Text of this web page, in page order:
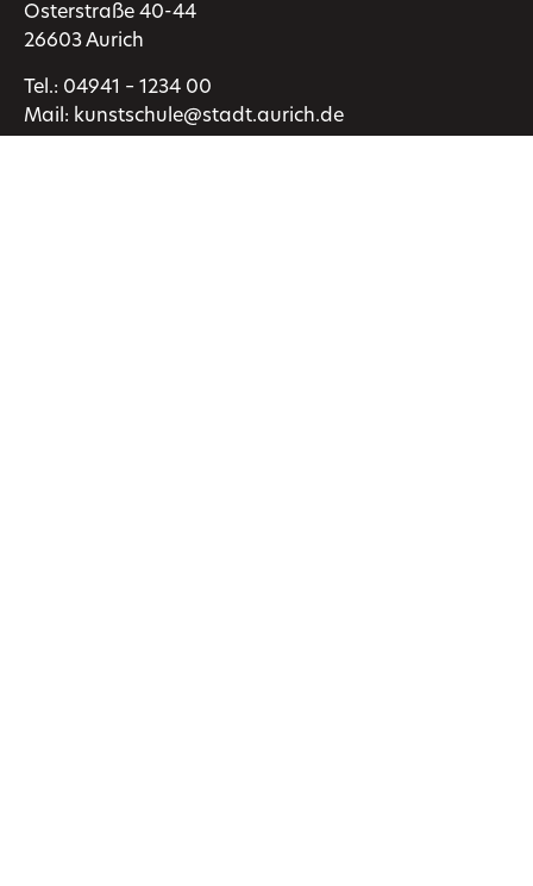
Osterstraße 40-44
26603 Aurich
Tel.: 04941 – 1234 00
Mail: kunstschule@stadt.aurich.de